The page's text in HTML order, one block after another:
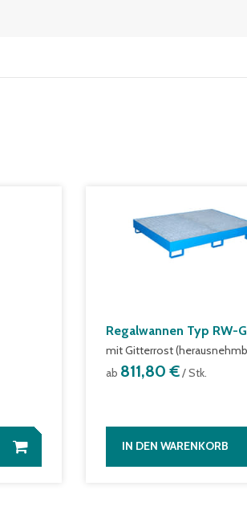
Regalwannen Typ RW-
mit Gitterrost
ab 811,80 €/ Stk.
IN DEN WARENKORB